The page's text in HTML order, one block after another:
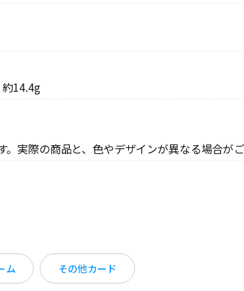
14.4g
実際の商品と、色やデザインが異なる場合がご
ム その他カード